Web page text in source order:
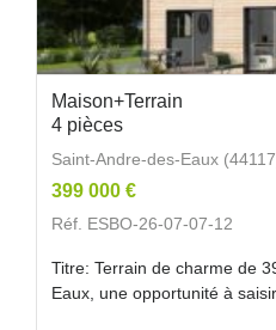
Maison+Terrain
4 pièces
Saint-Andre-des-Eaux
399 000 €
Réf. ESBO-26-07-07-12
Titre: Terrain de charme de
Eaux, une opportunité à saisir